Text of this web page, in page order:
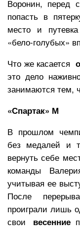
Воронин, перед
попасть в
место и
«бело-голубых»
Что же касается
это дело
занимаются тем,
«Спартак» М
В прошлом
без медалей и
вернуть себе
команды
учитывая ее
После
проиграли лишь
свои весенние